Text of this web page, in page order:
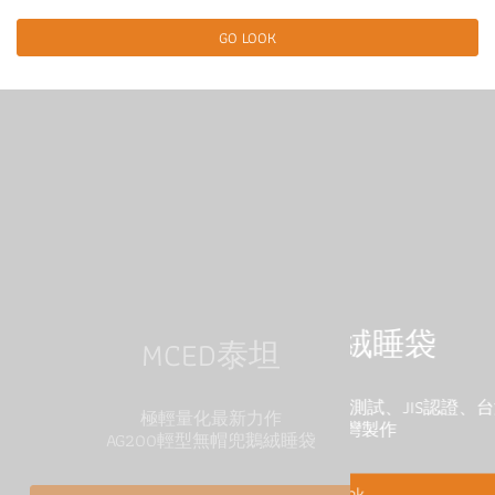
GO LOOK
MCED泰坦
極輕量化最新力作
AG200輕型無帽兜鵝絨睡袋
MCED羽絨睡袋
頂級人道羽絨填充，IDFL測試、JIS認證、台灣
設計、台灣製作